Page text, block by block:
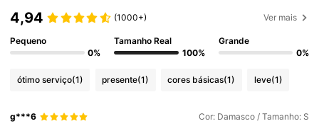
4,94 (1000+) Ver mais
Pequeno
0%
Tamanho Real
100%
Grande
0%
ótimo serviço(1) presente(1) cores básicas(1) leve(1)
g***6 Cor: Damasco / Tamanho: S